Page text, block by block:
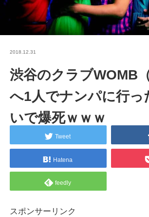
2018.12.31
渋谷のクラブWOMB
へ1人でナンパに行っ
いで爆死ｗｗｗ
Tweet
Hatena
feedly
スポンサーリンク